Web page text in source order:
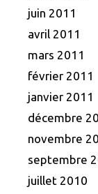
juin 2011
avril 2011
mars 2011
février 2011
janvier 2011
décembre
novembre
septembre
juillet 2010